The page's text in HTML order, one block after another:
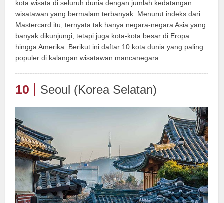
kota wisata di seluruh dunia dengan jumlah kedatangan
wisatawan yang bermalam terbanyak. Menurut indeks dari
Mastercard itu, ternyata tak hanya negara-negara Asia yang
banyak dikunjungi, tetapi juga kota-kota besar di Eropa
hingga Amerika. Berikut ini daftar 10 kota dunia yang paling
populer di kalangan wisatawan mancanegara.
10 Seoul (Korea Selatan)